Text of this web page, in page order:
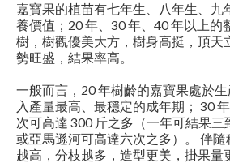
嘉寶果的植苗有七年生、八年生、九
養價值；20 年、30 年、40 年以上的
樹，樹觀優美大方，樹身高挺，頂天
勢旺盛，結果率高。
一般而言，20 年樹齡的嘉寶果處於
入產量最高、最穩定的成年期； 30
次可高達 300 斤之多（一年可結果
或亞馬遜河可高達六次之多）。 伴
越高，分枝越多，造型更美，掛果量